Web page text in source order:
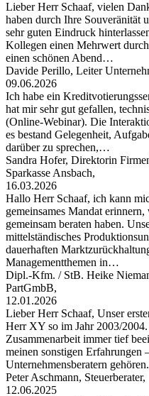
Lieber Herr Schaaf, vielen
haben durch Ihre Souveränität
sehr guten Eindruck
Kollegen einen Mehrwert
einen schönen Abend…
Davide Perillo, Leiter
09.06.2026
Ich habe ein
hat mir sehr gut gefallen,
(Online-Webinar). Die
es bestand Gelegenheit,
darüber zu sprechen,…
Sandra Hofer, Direktorin
Sparkasse Ansbach,
16.03.2026
Hallo Herr Schaaf, ich kann
gemeinsames Mandat
gemeinsam beraten haben.
mittelständisches
dauerhaften
Managementthemen in…
Dipl.-Kfm. / StB. Heike
PartGmbB,
12.01.2026
Lieber Herr Schaaf, Unser
Herr XY so im Jahr 2003/
Zusammenarbeit immer tief
meinen sonstigen Erfahrungen
Unternehmensberatern
Peter Aschmann, Steuerberater,
12.06.2025